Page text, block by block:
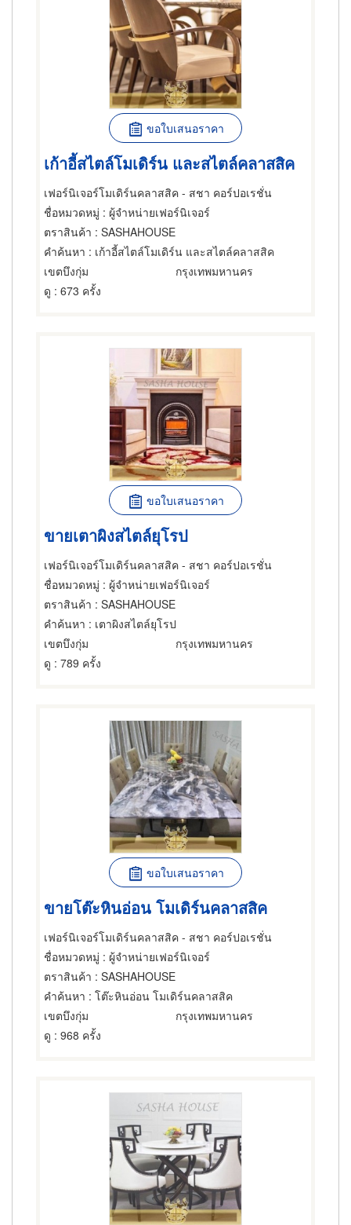
ขอใบเสนอราคา
เก้าอี้สไตล์โมเดิร์น และสไตล์คลาสสิค
เฟอร์นิเจอร์โมเดิร์นคลาสสิค - สชา คอร์ปอเรชั่น
ชื่อหมวดหมู่ : ผู้จำหน่ายเฟอร์นิเจอร์
ตราสินค้า : SASHAHOUSE
คำค้นหา : เก้าอี้สไตล์โมเดิร์น และสไตล์คลาสสิค
เขตบึงกุ่ม
กรุงเทพมหานคร
ดู : 673 ครั้ง
ขอใบเสนอราคา
ขายเตาผิงสไตล์ยุโรป
เฟอร์นิเจอร์โมเดิร์นคลาสสิค - สชา คอร์ปอเรชั่น
ชื่อหมวดหมู่ : ผู้จำหน่ายเฟอร์นิเจอร์
ตราสินค้า : SASHAHOUSE
คำค้นหา : เตาผิงสไตล์ยุโรป
เขตบึงกุ่ม
กรุงเทพมหานคร
ดู : 789 ครั้ง
ขอใบเสนอราคา
ขายโต๊ะหินอ่อน โมเดิร์นคลาสสิค
เฟอร์นิเจอร์โมเดิร์นคลาสสิค - สชา คอร์ปอเรชั่น
ชื่อหมวดหมู่ : ผู้จำหน่ายเฟอร์นิเจอร์
ตราสินค้า : SASHAHOUSE
คำค้นหา : โต๊ะหินอ่อน โมเดิร์นคลาสสิค
เขตบึงกุ่ม
กรุงเทพมหานคร
ดู : 968 ครั้ง